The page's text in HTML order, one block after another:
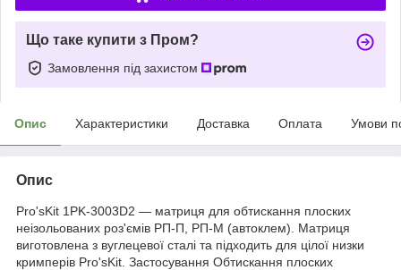
Що таке купити з Пром?
Замовлення під захистом
Опис Характеристики Доставка Оплата Умови
Опис
Pro'sKit 1PK-3003D2 — матриця для обтискання плоских
неізольованих роз'ємів РП-П, РП-М (автоклем). Матриця
виготовлена з вуглецевої сталі та підходить для цілої низки
кримперів Pro'sKit. Застосування Обтискання плоских